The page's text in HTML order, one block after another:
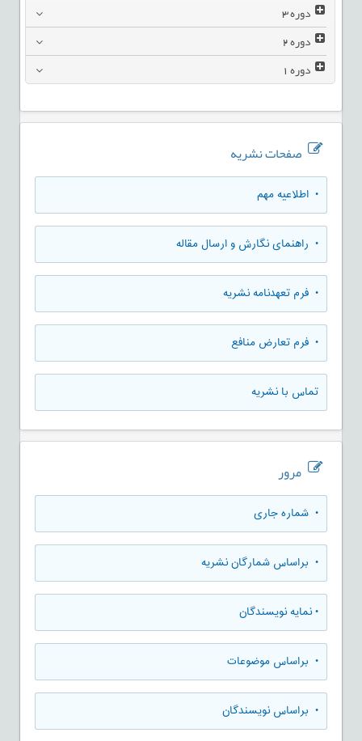
دوره3
دوره2
دوره1
صفحات نشریه
• اطلاعیه مهم
• راهنمای نگارش و ارسال مقاله
• فرم تعهدنامه نشریه
• فرم تعارض منافع
تماس با نشریه
مرور
• شماره جاری
• براساس شمارگان نشریه
•نمایه نویسندگان
• براساس موضوعات
• براساس نویسندگان